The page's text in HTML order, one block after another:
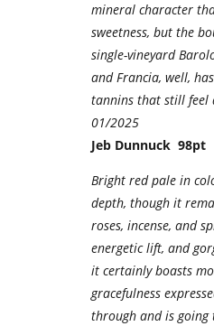
mineral character
sweetness, but the
single-vineyard
and Francia, well,
tannins that still feel
01/2025
Jeb Dunnuck 98pt
Bright red pale in
depth, though it
roses, incense, and
energetic lift, and
it certainly boasts
gracefulness
through and is